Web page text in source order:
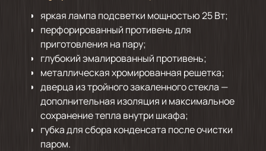
яркая лампа подсветки мощностью 25 Вт;
перфорированный противень для
приготовления на пару;
глубокий эмалированный противень;
металлическая хромированная решетка;
дверца из тройного закаленного стекла —
дополнительная изоляция и максимальное
сохранение тепла внутри шкафа;
губка для сбора конденсата после очистки
паром.